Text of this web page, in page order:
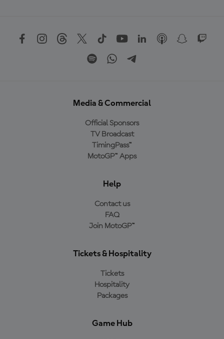
Media & Commercial
Official Sponsors
TV Broadcast
TimingPass™
MotoGP™ Apps
Help
Contact us
FAQ
Join MotoGP™
Tickets & Hospitality
Tickets
Hospitality
Packages
Game Hub